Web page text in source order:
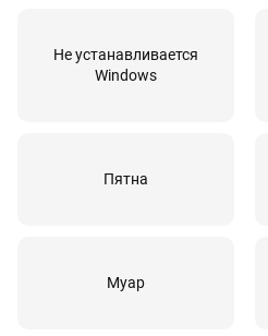
Не устанавливается
Windows
Пятна
Муар